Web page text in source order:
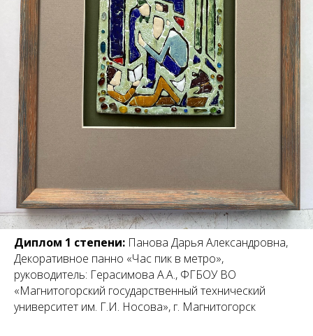
Диплом 1 степени: Панова Дарья Александровна,
Декоративное панно «Час пик в метро»,
руководитель: Герасимова А.А., ФГБОУ ВО
«Магнитогорский государственный технический
университет им. Г.И. Носова», г. Магнитогорск